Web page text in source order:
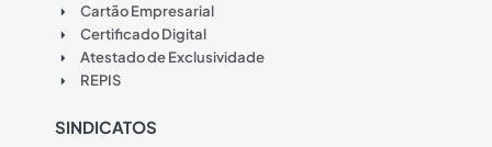
Cartão Empresarial
Certificado Digital
Atestado de Exclusividade
REPIS
SINDICATOS